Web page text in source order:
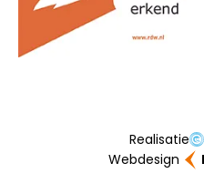
Realisatie
Webdesign